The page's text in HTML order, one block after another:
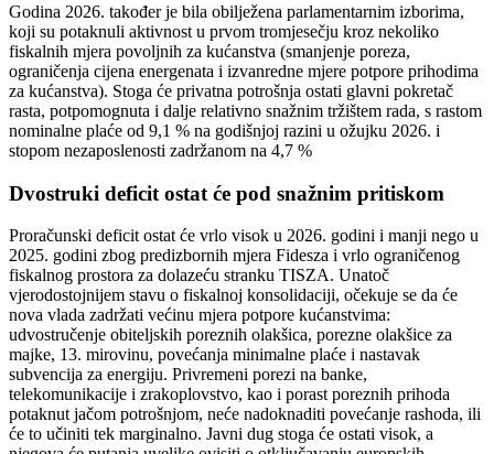
Godina 2026. također je bila obilježena parlamentarnim izborima,
koji su potaknuli aktivnost u prvom tromjesečju kroz nekoliko
fiskalnih mjera povoljnih za kućanstva (smanjenje poreza,
ograničenja cijena energenata i izvanredne mjere potpore prihodima
za kućanstva). Stoga će privatna potrošnja ostati glavni pokretač
rasta, potpomognuta i dalje relativno snažnim tržištem rada, s rastom
nominalne plaće od 9,1 % na godišnjoj razini u ožujku 2026. i
stopom nezaposlenosti zadržanom na 4,7 %
Dvostruki deficit ostat će pod snažnim pritiskom
Proračunski deficit ostat će vrlo visok u 2026. godini i manji nego u
2025. godini zbog predizbornih mjera Fidesza i vrlo ograničenog
fiskalnog prostora za dolazeću stranku TISZA. Unatoč
vjerodostojnijem stavu o fiskalnoj konsolidaciji, očekuje se da će
nova vlada zadržati većinu mjera potpore kućanstvima:
udvostručenje obiteljskih poreznih olakšica, porezne olakšice za
majke, 13. mirovinu, povećanja minimalne plaće i nastavak
subvencija za energiju. Privremeni porezi na banke,
telekomunikacije i zrakoplovstvo, kao i porast poreznih prihoda
potaknut jačom potrošnjom, neće nadoknaditi povećanje rashoda, ili
će to učiniti tek marginalno. Javni dug stoga će ostati visok, a